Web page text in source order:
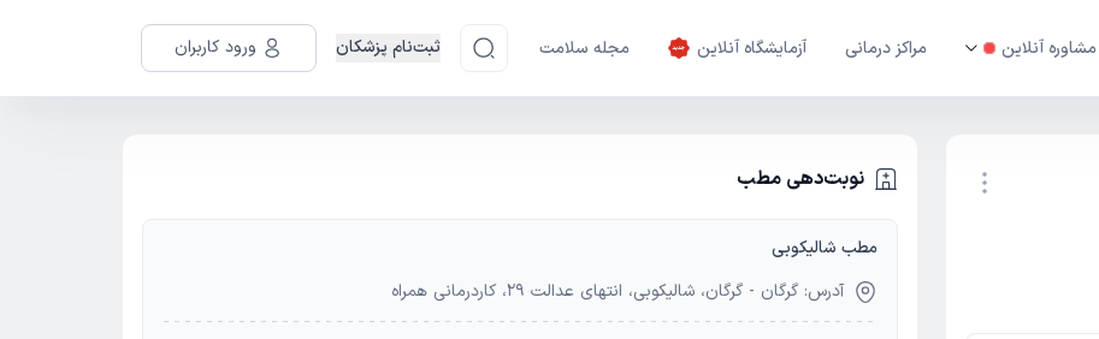
مشاوره آنلاین مراکز درمانی آزمایشگاه آنلاین مجله سلامت ثبت‌نام پزشکان ورود کاربران
نوبت‌دهی مطب
مطب شالیکوبی
آدرس: گرگان - گرگان، شالیکوبی، انتهای عدالت 29، کاردرمانی همراه